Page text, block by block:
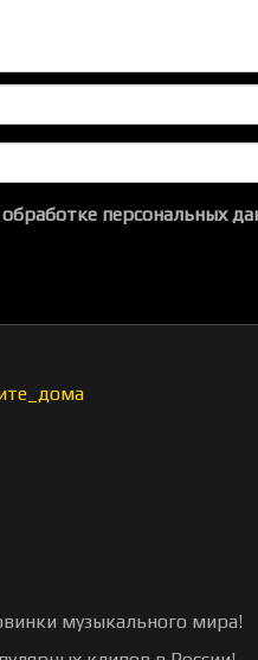
персональных
музыкального мира!